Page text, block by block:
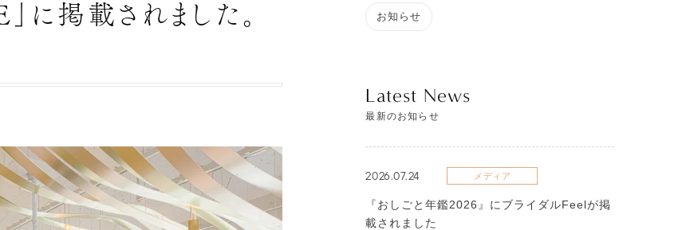
に掲載されました。
お知らせ
Latest News
最新のお知らせ
2026.07.24 メディア
『おしごと年鑑2026』にブライダルFeelが掲
載されました